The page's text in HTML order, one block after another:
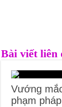
Bài viết liên
Vướng
phạm